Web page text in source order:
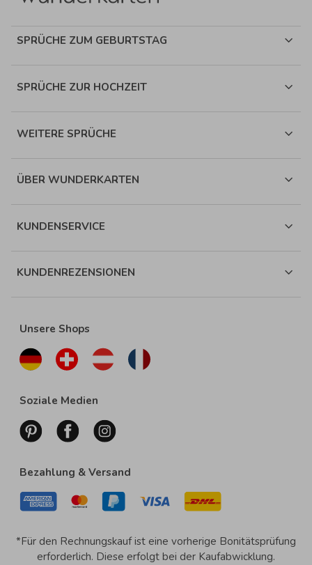
SPRÜCHE ZUM GEBURTSTAG
SPRÜCHE ZUR HOCHZEIT
WEITERE SPRÜCHE
ÜBER WUNDERKARTEN
KUNDENSERVICE
KUNDENREZENSIONEN
Unsere Shops
Soziale Medien
Bezahlung & Versand
*Für den Rechnungskauf ist eine vorherige Bonitätsprüfung
erforderlich. Diese erfolgt bei der Kaufabwicklung.